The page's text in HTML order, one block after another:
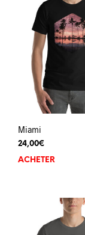
Miami
24,00€
ACHETER